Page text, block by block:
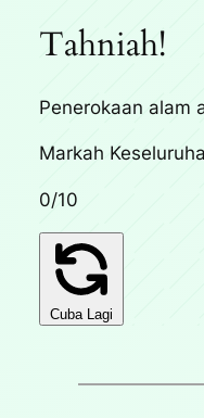
Tahniah!
Penerokaan alam
Markah
0/10
Cuba Lagi